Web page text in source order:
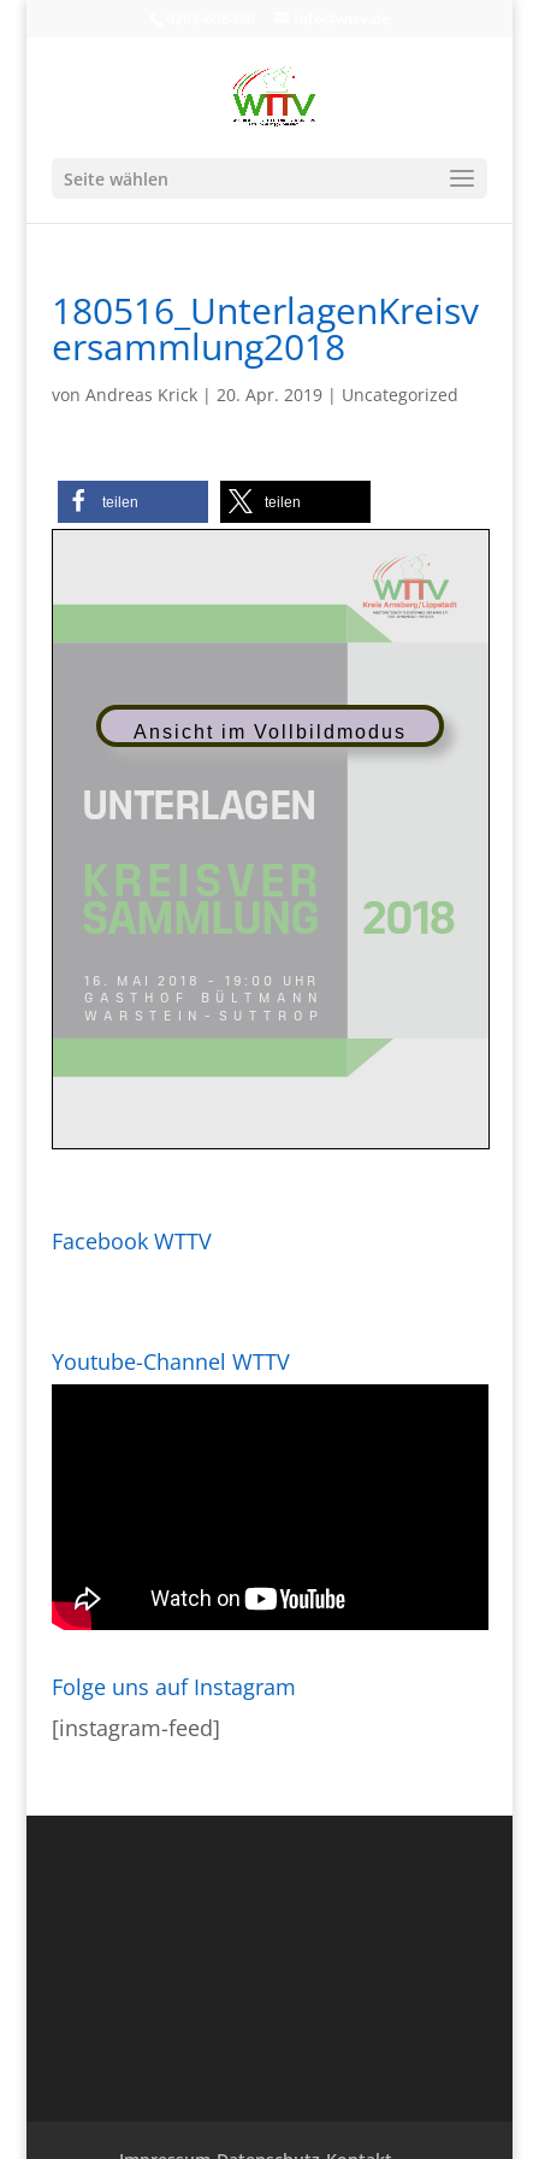
Seite wählen
180516_UnterlagenKreisv
ersammlung2018
von Andreas Krick| 20. Apr. 2019| Uncategorized
teilen teilen
Ansicht im Vollbildmodus
Facebook WTTV
Youtube-Channel WTTV
Folge uns auf Instagram
[instagram-feed]